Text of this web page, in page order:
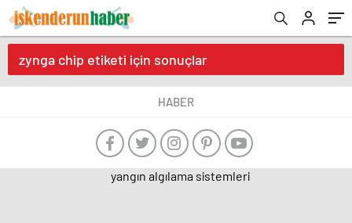
zynga chip etiketi için sonuçlar
HABER
yangın algılama sistemleri